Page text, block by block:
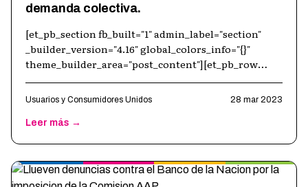
demanda colectiva.
[et_pb_section fb_built="1" admin_label="section"
_builder_version="4.16" global_colors_info="{}"
theme_builder_area="post_content"][et_pb_row
Usuarios y Consumidores Unidos 28 mar 2023
Leer más →